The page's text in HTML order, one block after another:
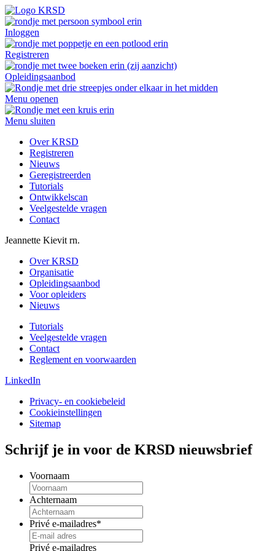
Inloggen
Registreren
Opleidingsaanbod
Menu openen
Menu sluiten
Over KRSD
Registreren
Nieuws
Geregistreerden
Tutorials
Ontwikkelscan
Veelgestelde vragen
Contact
Jeannette Kievit rn.
Over KRSD
Organisatie
Opleidingsaanbod
Voor opleiders
Nieuws
Tutorials
Veelgestelde vragen
Contact
Reglement en voorwaarden
LinkedIn
Privacy- en cookiebeleid
Cookieinstellingen
Sitemap
Schrijf je in voor de KRSD nieuwsbrief
Voornaam
Achternaam
Privé e-mailadres*
Privé e-mailadres